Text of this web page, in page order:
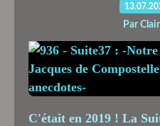
Par
C'était en 2019 ! La